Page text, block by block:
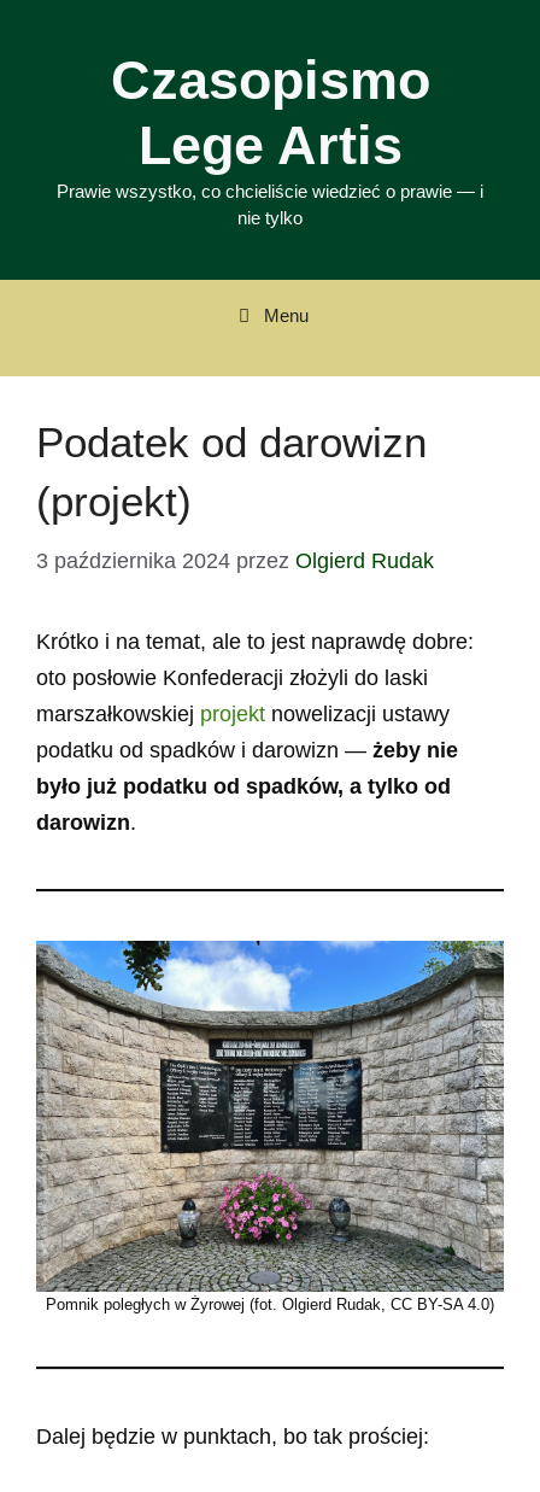
Czasopismo
Lege Artis
Prawie wszystko, co chcieliście wiedzieć o prawie — i
nie tylko
Menu
Podatek od darowizn
(projekt)
3 października 2024 przez Olgierd Rudak
Krótko i na temat, ale to jest naprawdę dobre:
oto posłowie Konfederacji złożyli do laski
marszałkowskiej projekt nowelizacji ustawy
podatku od spadków i darowizn — żeby nie
było już podatku od spadków, a tylko od
darowizn.
Pomnik poległych w Żyrowej (fot. Olgierd Rudak, CC BY-SA 4.0)
Dalej będzie w punktach, bo tak prościej: